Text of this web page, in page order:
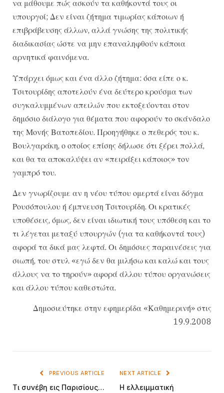
να μάθουμε πώς ασκούν τα καθήκοντά τους οι
υπουργοί; Δεν είναι ζήτημα τιμωρίας κάποιων ή
επιβράβευσης άλλων, αλλά γνώσης της πολιτικής
διαδικασίας ώστε να μην επαναληφθούν κάποια
αρνητικά φαινόμενα.
Υπάρχει όμως και ένα άλλο ζήτημα: όσα είπε ο κ.
Τσιτουρίδης αποτελούν ένα δεύτερο κρούσμα των
συγκαλυμμένων απειλών που εκτοξεύονται στον
δημόσιο διάλογο για θέματα που αφορούν το σκάνδαλο
της Μονής Βατοπεδίου. Προηγήθηκε ο πεθερός του κ.
Βουλγαράκη, ο οποίος επίσης δήλωσε ότι ξέρει πολλά,
και θα τα αποκαλύψει αν «πειράξει κάποιος» τον
γαμπρό του.
Δεν γνωρίζουμε αν η νέου τύπου ομερτά είναι δόγμα
Ρουσόπουλου ή έμπνευση Τσιτουρίδη. Οι κρατικές
υποθέσεις, όμως, δεν είναι ιδιωτική τους υπόθεση και το
τι λέγεται μεταξύ υπουργών (για τα καθήκοντά τους)
αφορά τα δικά μας λεφτά. Οι δημόσιες παραινέσεις για
σιωπή, του στυλ «εγώ δεν θα μιλήσω και καλώ και τους
άλλους να το τηρούν» αφορά άλλου τύπου οργανώσεις
και άλλου τύπου καθεστώτα.
Δημοσιεύτηκε στην εφημερίδα «Καθημερινή» στις
19.9.2008
PREVIOUS ARTICLE
Τι συνέβη εις Παρισίους…
NEXT ARTICLE
Η ελλειμματική